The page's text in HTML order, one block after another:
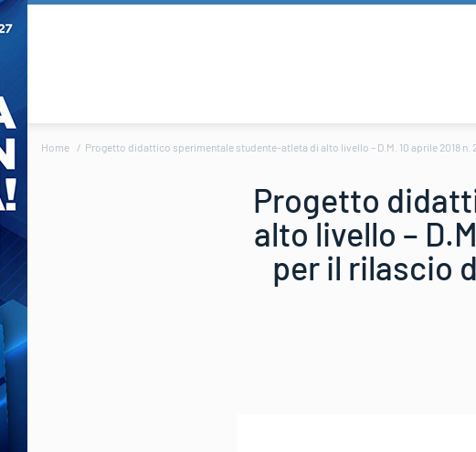
Home Progetto didattico sperimentale studente-atleta di alto livello – D.M. 10 aprile 2018
Progetto
alto livello –
per il rilascio